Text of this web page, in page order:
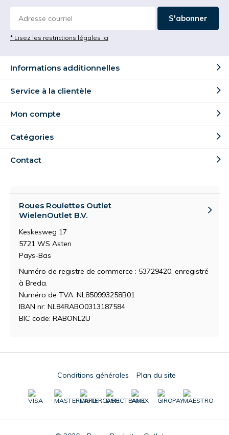
S'abonner
* Lisez les restrictions légales ici
Informations additionnelles
Service à la clientèle
Mon compte
Catégories
Contact
Roues Roulettes Outlet
WielenOutlet B.V.
Keskesweg 17
5721 WS Asten
Pays-Bas
Numéro de registre de commerce : 53729420, enregistré
à Breda.
Numéro de TVA: NL850993258B01
IBAN nr: NL84RABO0313187584
BIC code: RABONL2U
Conditions générales Plan du site